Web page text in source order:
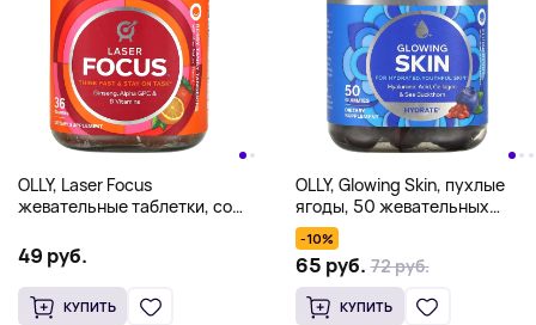
OLLY, Laser Focus
жевательные таблетки, со
жевательных таблеток
49 руб.
КУПИТЬ
OLLY, Glowing Skin, пухлые
ягоды, 50 жевательных
таблеток
-10%
65 руб. 72 руб.
КУПИТЬ